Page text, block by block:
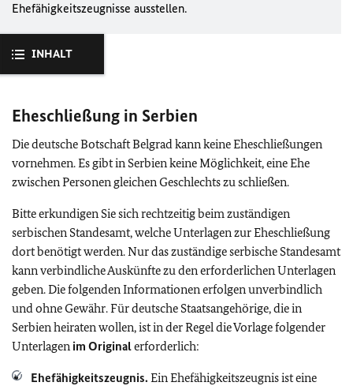
Ehefähigkeitszeugnisse ausstellen.
INHALT
Eheschließung in Serbien
Die deutsche Botschaft Belgrad kann keine Eheschließungen
vornehmen. Es gibt in Serbien keine Möglichkeit, eine Ehe
zwischen Personen gleichen Geschlechts zu schließen.
Bitte erkundigen Sie sich rechtzeitig beim zuständigen
serbischen Standesamt, welche Unterlagen zur Eheschließung
dort benötigt werden. Nur das zuständige serbische Standesamt
kann verbindliche Auskünfte zu den erforderlichen Unterlagen
geben. Die folgenden Informationen erfolgen unverbindlich
und ohne Gewähr. Für deutsche Staatsangehörige, die in
Serbien heiraten wollen, ist in der Regel die Vorlage folgender
Unterlagen im Originalerforderlich:
Ehefähigkeitszeugnis. Ein Ehefähigkeitszeugnis ist eine